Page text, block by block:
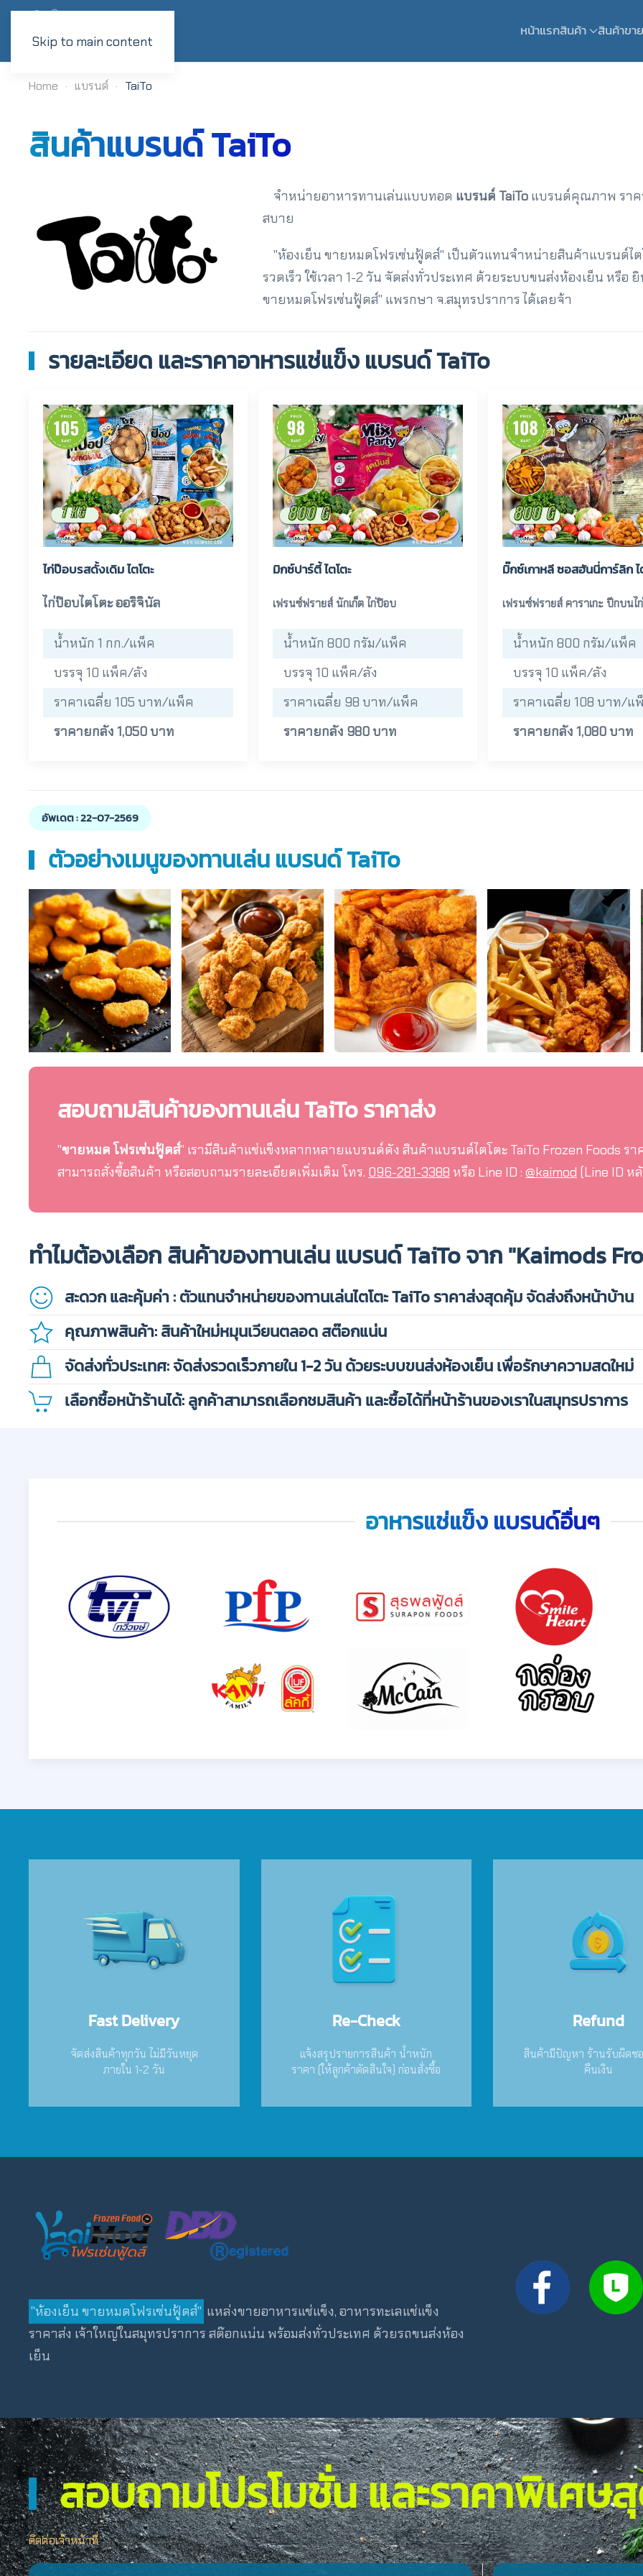
Skip to main content
หน้าแรกสินค้า สินค้าขา
Home แบรนด์ TaiTo
สินค้าแบรนด์ TaiTo
จำหน่ายอาหารทานเล่นแบบทอด แบรนด์ TaiTo แบรนด์คุณภาพ ราค
สบาย
"ห้องเย็น ขายหมดโฟรเซ่นฟู้ดส์" เป็นตัวแทนจำหน่ายสินค้าแบรนด์ไต
รวดเร็ว ใช้เวลา 1-2 วัน จัดส่งทั่วประเทศ ด้วยระบบขนส่งห้องเย็น หรื
ขายหมดโฟรเซ่นฟู้ดส์" แพรกษา จ.สมุทรปราการ ได้เลยจ้า
รายละเอียด และราคาอาหารแช่แข็ง แบรนด์ TaiTo
ไก่ป๊อบรสดั้งเดิม ไตโตะ
ไก่ป๊อบไตโตะ ออริจินัล
น้ำหนัก 1 กก./แพ็ค
บรรจุ 10 แพ็ค/ลัง
ราคาเฉลี่ย 105 บาท/แพ็ค
ราคายกลัง 1,050 บาท
มิกซ์ปาร์ตี้ ไตโตะ
เฟรนซ์ฟรายส์ นักเก็ต ไก่ป๊อบ
น้ำหนัก 800 กรัม/แพ็ค
บรรจุ 10 แพ็ค/ลัง
ราคาเฉลี่ย 98 บาท/แพ็ค
ราคายกลัง 980 บาท
มิ๊กซ์เกาหลี ซอสฮันนี่การ์ลิก ไ
เฟรนซ์ฟรายส์ คาราเกะ ปีกบนไ
น้ำหนัก 800 กรัม/แพ็ค
บรรจุ 10 แพ็ค/ลัง
ราคาเฉลี่ย 108 บาท/แ
ราคายกลัง 1,080 บาท
อัพเดต : 22-07-2569
ตัวอย่างเมนูของทานเล่น แบรนด์ TaiTo
สอบถามสินค้าของทานเล่น TaiTo ราคาส่ง
"ขายหมด โฟรเซ่นฟู้ดส์" เรามีสินค้าแช่แข็งหลากหลายแบรนด์ดัง สินค้าแบรนด์ไตโตะ TaiTo Frozen Foods
สามารถสั่งซื้อสินค้า หรือสอบถามรายละเอียดเพิ่มเติม โทร. 096-281-3388 หรือ Line ID : @kaimod (Line ID ห
ทำไมต้องเลือก สินค้าของทานเล่น แบรนด์ TaiTo จาก "Kaimods
สะดวก และคุ้มค่า: ตัวแทนจำหน่ายของทานเล่นไตโตะ TaiTo ราคาส่งสุดคุ้ม จัดส่งถึงหน้าบ้าน
คุณภาพสินค้า:สินค้าใหม่หมุนเวียนตลอด สต๊อกแน่น
จัดส่งทั่วประเทศ:จัดส่งรวดเร็วภายใน 1-2 วัน ด้วยระบบขนส่งห้องเย็น เพื่อรักษาความสดใหม่
เลือกซื้อหน้าร้านได้:ลูกค้าสามารถเลือกชมสินค้า และซื้อได้ที่หน้าร้านของเราในสมุทรปราการ
อาหารแช่แข็ง แบรนด์อื่นๆ
Fast Delivery
จัดส่งสินค้าทุกวัน ไม่มีวันหยุด
ภายใน 1-2 วัน
Re-Check
แจ้งสรุปรายการสินค้า น้ำหนัก
ราคา (ให้ลูกค้าตัดสินใจ) ก่อนสั่งซื้อ
Refund
สินค้ามีปัญหา ร้านรับผิดช
คืนเงิน
"ห้องเย็น ขายหมดโฟรเซ่นฟู้ดส์" แหล่งขายอาหารแช่แข็ง, อาหารทะเลแช่แข็ง
ราคาส่ง เจ้าใหญ่ในสมุทรปราการ สต๊อกแน่น พร้อมส่งทั่วประเทศ ด้วยรถขนส่งห้อง
เย็น
สอบถามโปรโมชั่น และราคาพิเศษ
ติดต่อเจ้าหน้าที่